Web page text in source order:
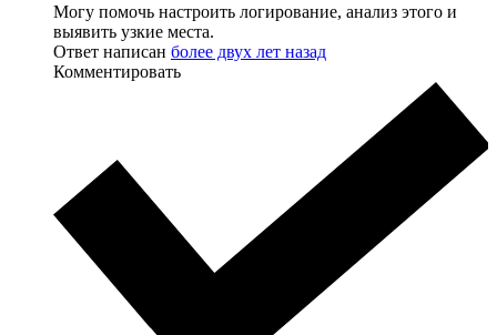
Могу помочь настроить логирование, анализ этого и
выявить узкие места.
Ответ написан более двух лет назад
Комментировать